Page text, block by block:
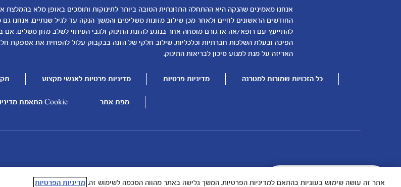
ליצור קשר בכל שאלה
אודות
لموقع متيرنا باللغة العربية
0-6 חודשים
6-12 חודשים
12-24 חודשים
תזונה ובריאות בהריון
שמות לתינוקות
התפתחות התינוק
להיות הורים
שמות לבנים
החודשים הראשונים לחיים ולאחר מכן שילוב מזונות משלימים והמשך הנקה עד לגיל שנתיים. אנחנו
להתייעץ עם רופא/אה או גורם מומחה אחר בנוגע להזנת התינוק ולגבי העיתוי לשלב מזון משלים. אם
הפיכה ובעלת השלכות חברתיות וכלכליות. שילוב חלקי של הזנה בבקבוק עלול להפחית את אספקת
האריזה על מנת למנוע סיכון לבריאות התינוק.
כל הזכויות שמורות למטרנה מדיניות פרטיות מדיניות פרטיות לאנשי מקצוע
מפת אתר Cookie התאמת מדיניות
אתר זה עושה שימוש בעוגיות בהתאם למדיניות הפרטיות. המשך גלישה באתר מהווה הסכמה לשימוש זה. מדיניות הפרטיות